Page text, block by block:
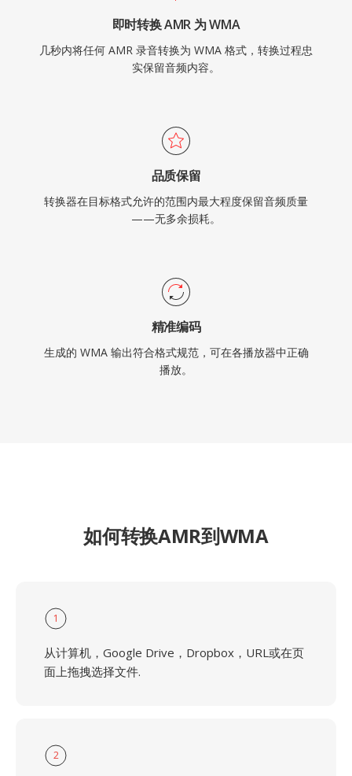
即时转换 AMR 为 WMA
几秒内将任何 AMR 录音转换为 WMA 格式，转换过程忠
实保留音频内容。
品质保留
转换器在目标格式允许的范围内最大程度保留音频质量
——无多余损耗。
精准编码
生成的 WMA 输出符合格式规范，可在各播放器中正确
播放。
如何转换AMR到WMA
1
从计算机，Google Drive，Dropbox，URL或在页
面上拖拽选择文件.
2